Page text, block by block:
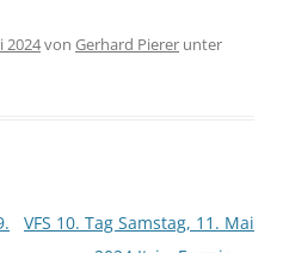
2024von Gerhard Pierer unter
VFS 10. Tag Samstag, 11. Mai